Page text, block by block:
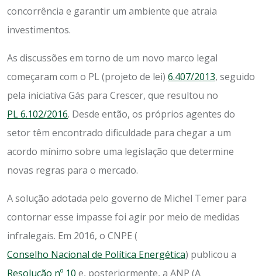
concorrência e garantir um ambiente que atraia
investimentos.
As discussões em torno de um novo marco legal
começaram com o PL (projeto de lei) 6.407/2013, seguido
pela iniciativa Gás para Crescer, que resultou no
PL 6.102/2016. Desde então, os próprios agentes do
setor têm encontrado dificuldade para chegar a um
acordo mínimo sobre uma legislação que determine
novas regras para o mercado.
A solução adotada pelo governo de Michel Temer para
contornar esse impasse foi agir por meio de medidas
infralegais. Em 2016, o CNPE (
Conselho Nacional de Política Energética) publicou a
Resolução nº 10 e, posteriormente, a ANP (A